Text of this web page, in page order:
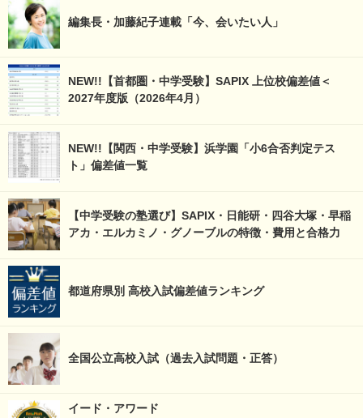
編集長・加藤紀子連載「今、会いたい人」
NEW!!【首都圏・中学受験】SAPIX 上位校偏差値＜
2027年度版（2026年4月）
NEW!!【関西・中学受験】浜学園「小6合否判定テス
ト」偏差値一覧
【中学受験の塾選び】SAPIX・日能研・四谷大塚・早稲
アカ・エルカミノ・グノーブルの特徴・費用と合格力
都道府県別 高校入試偏差値ランキング
全国公立高校入試（過去入試問題・正答）
イード・アワード